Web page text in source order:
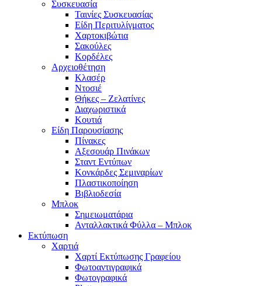
Συσκευασία
Ταινίες Συσκευασίας
Είδη Περιτυλίγματος
Χαρτοκιβώτια
Σακούλες
Κορδέλες
Αρχειοθέτηση
Κλασέρ
Ντοσιέ
Θήκες – Ζελατίνες
Διαχωριστικά
Κουτιά
Είδη Παρουσίασης
Πίνακες
Αξεσουάρ Πινάκων
Σταντ Εντύπων
Κονκάρδες Σεμιναρίων
Πλαστικοποίηση
Βιβλιοδεσία
Μπλοκ
Σημειωματάρια
Ανταλλακτικά Φύλλα – Μπλοκ
Εκτύπωση
Χαρτιά
Χαρτί Εκτύπωσης Γραφείου
Φωτοαντιγραφικά
Φωτογραφικά